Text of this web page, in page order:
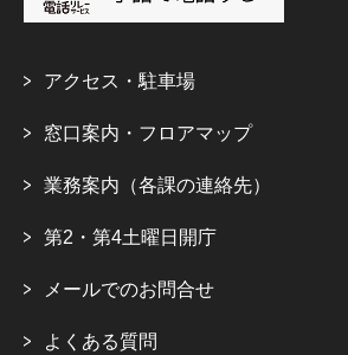
アクセス・駐車場
窓口案内・フロアマップ
業務案内（各課の連絡先）
第2・第4土曜日開庁
メールでのお問合せ
よくある質問